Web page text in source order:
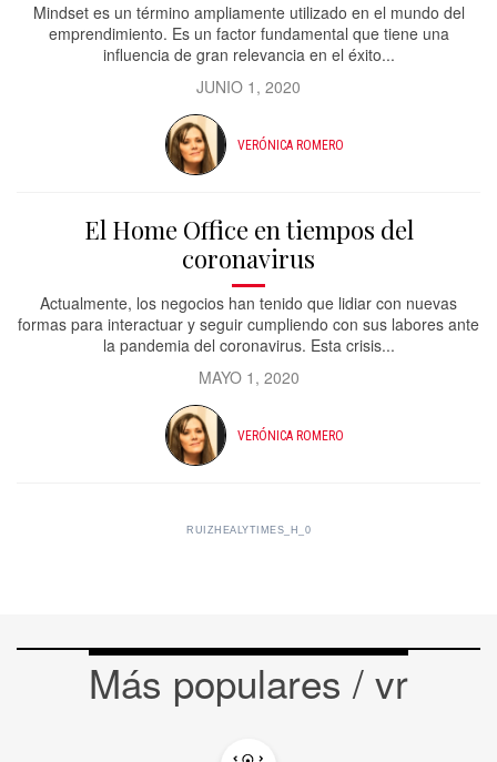
Mindset es un término ampliamente utilizado en el mundo del
emprendimiento. Es un factor fundamental que tiene una
influencia de gran relevancia en el éxito...
JUNIO 1, 2020
VERÓNICA ROMERO
El Home Office en tiempos del
coronavirus
Actualmente, los negocios han tenido que lidiar con nuevas
formas para interactuar y seguir cumpliendo con sus labores ante
la pandemia del coronavirus. Esta crisis...
MAYO 1, 2020
VERÓNICA ROMERO
RUIZHEALYTIMES_H_0
Más populares / vr